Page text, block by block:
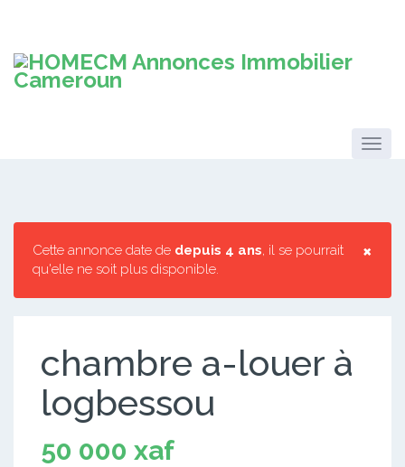
×
Cette annonce date de depuis 4 ans, il se pourrait
qu'elle ne soit plus disponible.
chambre a-louer à
logbessou
50 000 xaf